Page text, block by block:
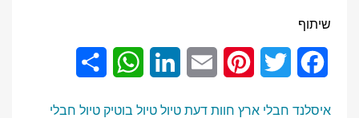
שיתוף
Facebook
Twitter
Pinterest
Email
LinkedIn
WhatsApp
איסלנד חבלי ארץ חוות דעת טיול טיול בוטיק טיול חבלי